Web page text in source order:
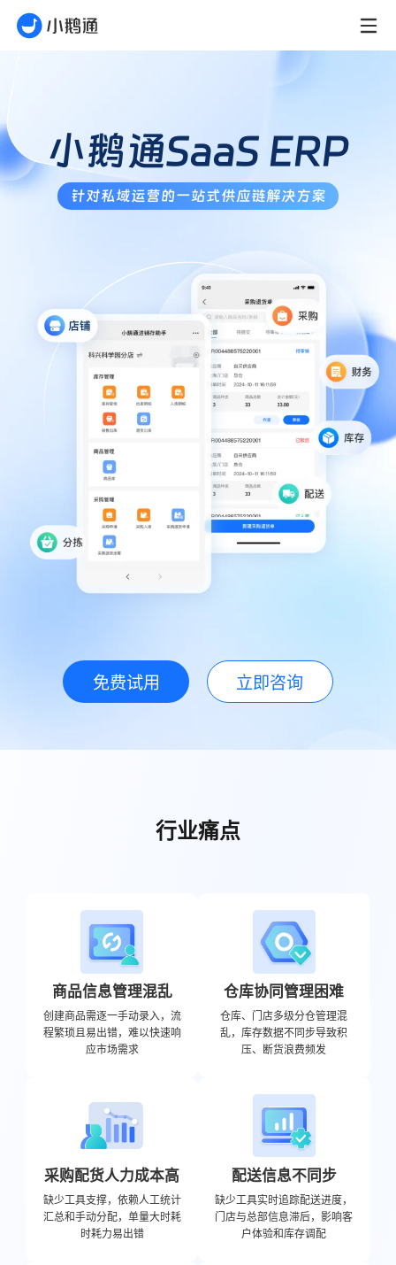
小鹅通SaaS ERP
针对私域运营的一站式供应链解决方案
免费试用 立即咨询
行业痛点
商品信息管理混乱
创建商品需逐一手动录入，流
程繁琐且易出错，难以快速响
应市场需求
仓库协同管理困难
仓库、门店多级分仓管理混
乱，库存数据不同步导致积
压、断货浪费频发
采购配货人力成本高
缺少工具支撑，依赖人工统计
汇总和手动分配，单量大时耗
时耗力易出错
配送信息不同步
缺少工具实时追踪配送进度，
门店与总部信息滞后，影响客
户体验和库存调配